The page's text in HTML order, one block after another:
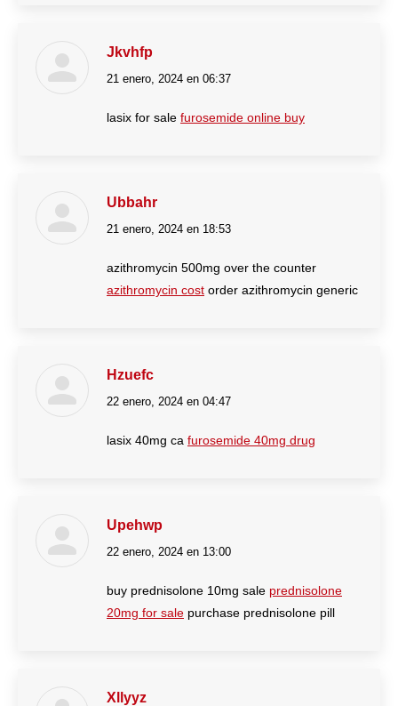
Jkvhfp
dice:
21 enero, 2024 en 06:37
lasix for sale furosemide online buy
Ubbahr
dice:
21 enero, 2024 en 18:53
azithromycin 500mg over the counter
azithromycin cost order azithromycin generic
Hzuefc
dice:
22 enero, 2024 en 04:47
lasix 40mg ca furosemide 40mg drug
Upehwp
dice:
22 enero, 2024 en 13:00
buy prednisolone 10mg sale prednisolone
20mg for sale purchase prednisolone pill
Xllyyz